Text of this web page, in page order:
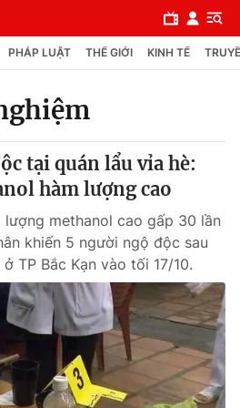
PHÁP LUẬT THẾ GIỚI KINH TẾ
tại quán lẩu vỉa hè:
hàm lượng cao
lượng methanol cao gấp 30 lần
khiến 5 người ngộ độc sau
TP Bắc Kạn vào tối 17/10.